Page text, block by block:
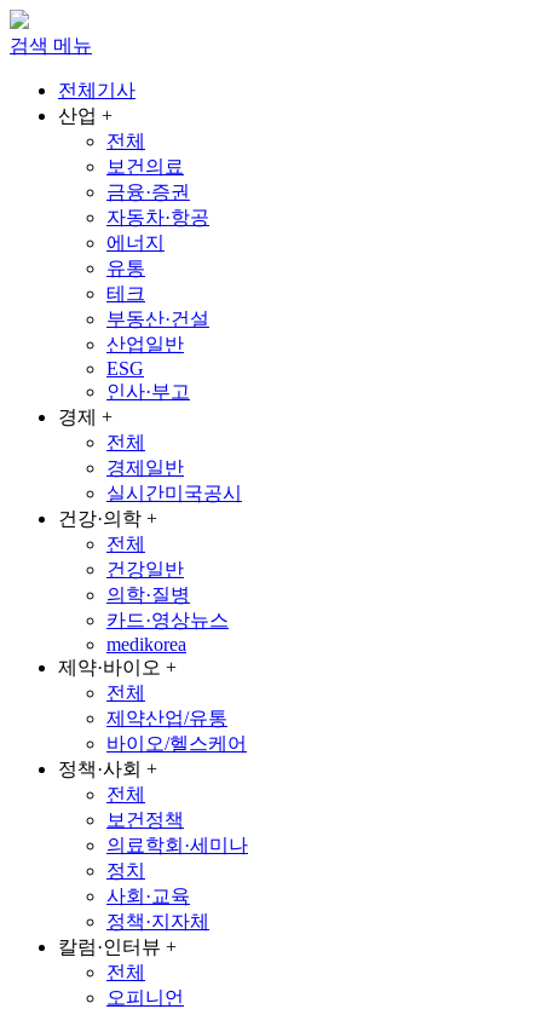
검색 메뉴
전체기사
산업 +
전체
보건의료
금융·증권
자동차·항공
에너지
유통
테크
부동산·건설
산업일반
ESG
인사·부고
경제 +
전체
경제일반
실시간미국공시
건강·의학 +
전체
건강일반
의학·질병
카드·영상뉴스
medikorea
제약·바이오 +
전체
제약산업/유통
바이오/헬스케어
정책·사회 +
전체
보건정책
의료학회·세미나
정치
사회·교육
정책·지자체
칼럼·인터뷰 +
전체
오피니언